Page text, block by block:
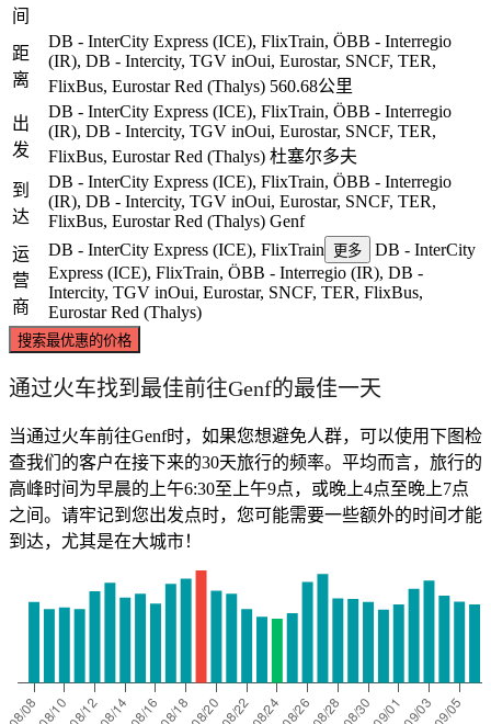
间
距
离
DB - InterCity Express (ICE), FlixTrain, ÖBB - Interregio
(IR), DB - Intercity, TGV inOui, Eurostar, SNCF, TER,
FlixBus, Eurostar Red (Thalys) 560.68公里
出
发
DB - InterCity Express (ICE), FlixTrain, ÖBB - Interregio
(IR), DB - Intercity, TGV inOui, Eurostar, SNCF, TER,
FlixBus, Eurostar Red (Thalys) 杜塞尔多夫
到
达
DB - InterCity Express (ICE), FlixTrain, ÖBB - Interregio
(IR), DB - Intercity, TGV inOui, Eurostar, SNCF, TER,
FlixBus, Eurostar Red (Thalys) Genf
运
营
商
DB - InterCity Express (ICE), FlixTrain 更多
DB - InterCity
Express (ICE), FlixTrain, ÖBB - Interregio (IR), DB -
Intercity, TGV inOui, Eurostar, SNCF, TER, FlixBus,
Eurostar Red (Thalys)
搜索最优惠的价格
通过火车找到最佳前往Genf的最佳一天
当通过火车前往Genf时，如果您想避免人群，可以使用下图检
查我们的客户在接下来的30天旅行的频率。平均而言，旅行的
高峰时间为早晨的上午6:30至上午9点，或晚上4点至晚上7点
之间。请牢记到您出发点时，您可能需要一些额外的时间才能
到达，尤其是在大城市！